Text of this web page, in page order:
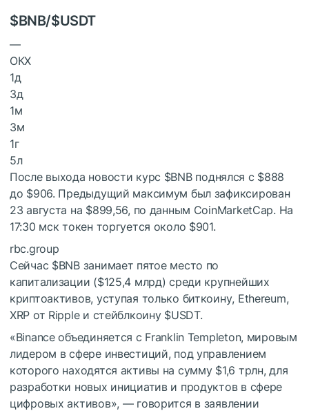
$BNB/$USDT
—
ОКХ
1д
3д
1м
3м
1г
5л
После выхода новости курс $BNBподнялся с $888
до $906. Предыдущий максимум был зафиксирован
23 августа на $899,56, по данным CoinMarketCap. На
17:30 мск токен торгуется около $901.
rbc.group
Сейчас $BNBзанимает пятое место по
капитализации ($125,4 млрд) среди крупнейших
криптоактивов, уступая только биткоину, Ethereum,
XRP от Ripple и стейблкоину $USDT.
«Binance объединяется с Franklin Templeton, мировым
лидером в сфере инвестиций, под управлением
которого находятся активы на сумму $1,6 трлн, для
разработки новых инициатив и продуктов в сфере
цифровых активов», — говорится в заявлении